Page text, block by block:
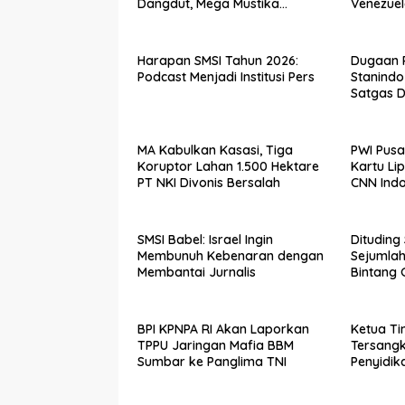
Dangdut, Mega Mustika
Harapan SMSI Tahun 2026:
Dugaan
Satgas
MA Kabulkan Kasasi, Tiga
Koruptor Lahan 1.500 Hektare
PT NKI Divonis Bersalah
PWI
Kartu
SMSI Babel: Israel Ingin
Membunuh Kebenaran dengan
Dituding
Bintang
BPI KPNPA RI Akan Laporkan
TPPU Jaringan Mafia BBM
Ketua